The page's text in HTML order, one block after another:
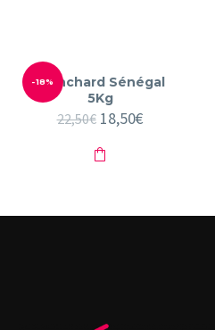
-18%
Chinchard Sénégal
5Kg
22,50€ Le
initial
était :
18,50€